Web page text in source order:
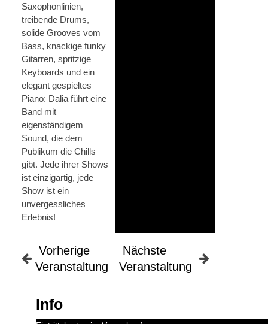
Saxophonlinien,
treibende Drums,
solide Grooves vom
Bass, knackige funky
Gitarren, spritzige
Keyboards und ein
elegant gespieltes
Piano: Dalia führt eine
Band mit
eigenständigem
Sound, die dem
Publikum die Chills
gibt. Jede ihrer Shows
ist einzigartig, jede
Show ist ein
unvergessliches
Erlebnis!
Vorherige
Veranstaltung
Nächste
Veranstaltung
Info